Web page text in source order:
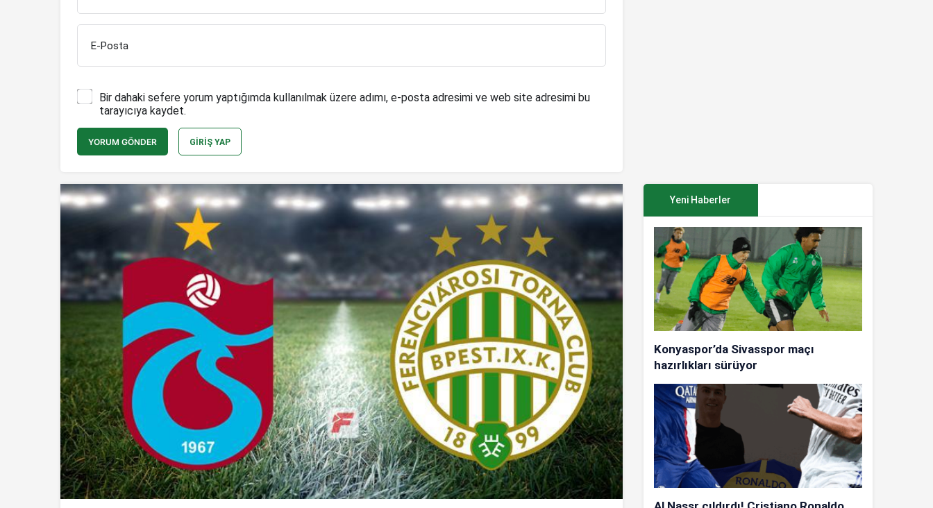
E-Posta
Bir dahaki sefere yorum yaptığımda kullanılmak üzere adımı, e-posta adresimi ve web site adresimi bu
tarayıcıya kaydet.
YORUM GÖNDER GIRIŞ YAP
Yeni Haberler
Konyaspor’da Sivasspor maçı
hazırlıkları sürüyor